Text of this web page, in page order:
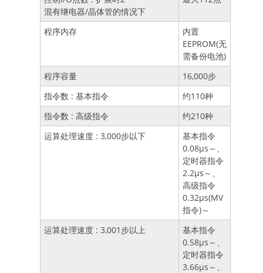
混有继电器/晶体管的情况下
程序内存
内置
EEPROM(无
需备份电池)
程序容量
16,000步
指令数 : 基本指令
约110种
指令数 : 高级指令
约210种
运算处理速度 : 3,000步以下
基本指令
0.08μs～、
定时器指令
2.2μs～、
高级指令
0.32μs(MV
指令)～
运算处理速度 : 3,001步以上
基本指令
0.58μs～、
定时器指令
3.66μs～、